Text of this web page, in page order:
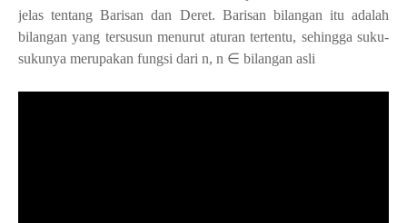
jelas tentang Barisan dan Deret. Barisan bilangan itu adalah
bilangan yang tersusun menurut aturan tertentu, sehingga suku-
sukunya merupakan fungsi dari n, n ∈ bilangan asli